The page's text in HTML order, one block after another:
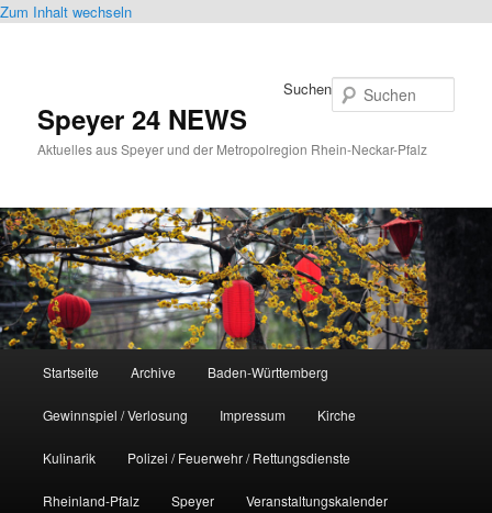
Zum Inhalt wechseln
Speyer 24 NEWS
Aktuelles aus Speyer und der Metropolregion Rhein-Neckar-Pfalz
Suchen
Startseite Archive Baden-Württemberg
Gewinnspiel / Verlosung Impressum Kirche
Kulinarik Polizei / Feuerwehr / Rettungsdienste
Rheinland-Pfalz Speyer Veranstaltungskalender